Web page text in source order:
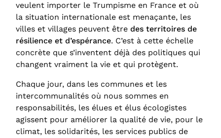
veulent importer le Trumpisme en France et où
la situation internationale est menaçante, les
villes et villages peuvent être des territoires de
résilience et d’espérance. C’est à cette échelle
concrète que s’inventent déjà des politiques qui
changent vraiment la vie et qui protègent.
Chaque jour, dans les communes et les
intercommunalités où nous sommes en
responsabilités, les élues et élus écologistes
agissent pour améliorer la qualité de vie, pour le
climat, les solidarités, les services publics de